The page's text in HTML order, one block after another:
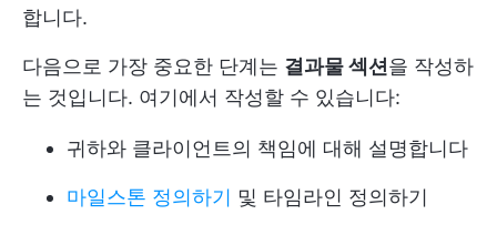
합니다.
다음으로 가장 중요한 단계는 결과물 섹션을 작성하
는 것입니다. 여기에서 작성할 수 있습니다:
귀하와 클라이언트의 책임에 대해 설명합니다
마일스톤 정의하기 및 타임라인 정의하기